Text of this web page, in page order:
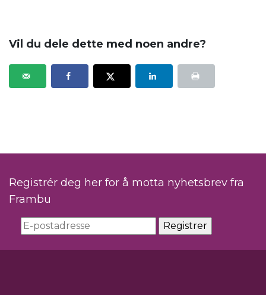
Vil du dele dette med noen andre?
Registrér deg her for å motta nyhetsbrev fra
Frambu